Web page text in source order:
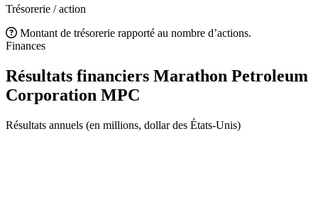
Trésorerie / action
Montant de trésorerie rapporté au nombre d’actions.
Finances
Résultats financiers Marathon Petroleum
Corporation MPC
Résultats annuels (en millions, dollar des États-Unis)